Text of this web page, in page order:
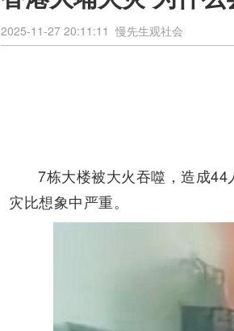
2025-11-27 20:11:11 慢先生观社会
7栋大楼被大火吞噬，造成
灾比想象中严重。